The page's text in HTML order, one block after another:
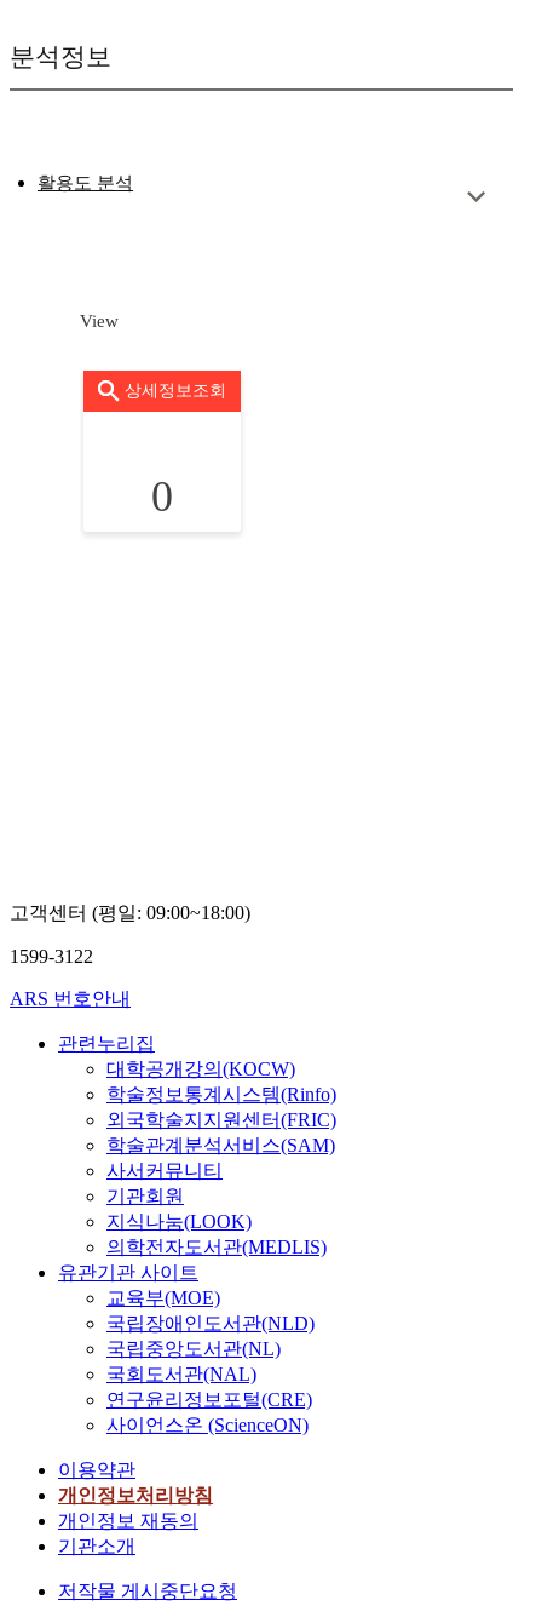
분석정보
활용도 분석
View
상세정보조회
0
고객센터 (평일: 09:00~18:00)
1599-3122
ARS 번호안내
관련누리집
대학공개강의(KOCW)
학술정보통계시스템(Rinfo)
외국학술지지원센터(FRIC)
학술관계분석서비스(SAM)
사서커뮤니티
기관회원
지식나눔(LOOK)
의학전자도서관(MEDLIS)
유관기관 사이트
교육부(MOE)
국립장애인도서관(NLD)
국립중앙도서관(NL)
국회도서관(NAL)
연구윤리정보포털(CRE)
사이언스온 (ScienceON)
이용약관
개인정보처리방침
개인정보 재동의
기관소개
저작물 게시중단요청